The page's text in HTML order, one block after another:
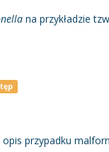
na przykładzie
przypadku